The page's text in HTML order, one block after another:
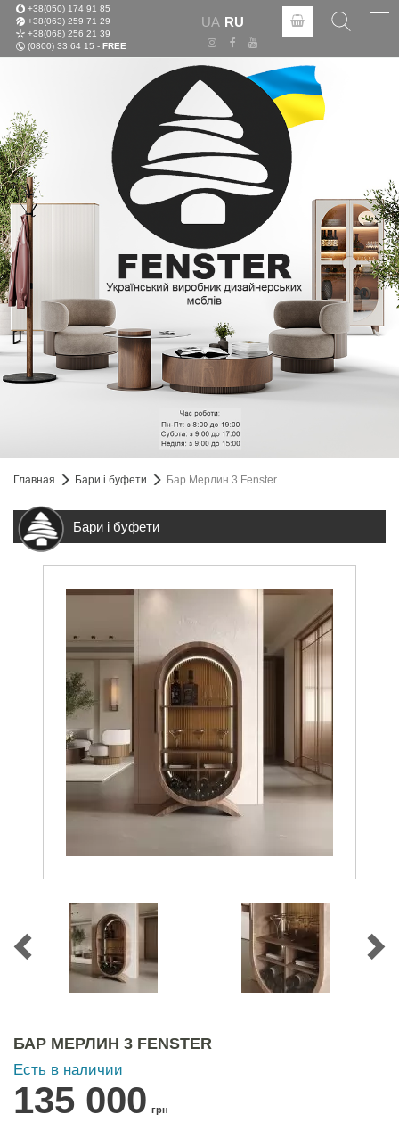
+38(050) 174 91 85
+38(063) 259 71 29
+38(068) 256 21 39
(0800) 33 64 15 - FREE
UA RU
Главная Бари і буфети Бар Мерлин 3 Fenster
Бари і буфети
БАР МЕРЛИН 3 FENSTER
Есть в наличии
135 000 грн